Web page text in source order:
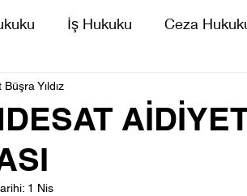
İş Hukuku Ceza
Ticaret Hukuku
Yıldız
1 Nis